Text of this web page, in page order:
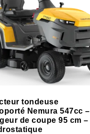
tondeuse
Nemura 547cc –
de coupe 95 cm –